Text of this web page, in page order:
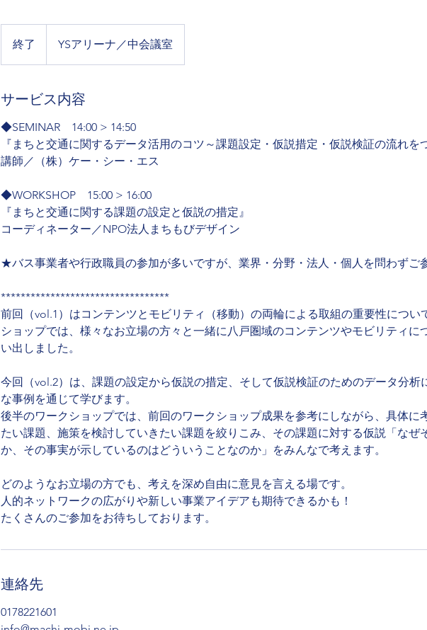
終了
了
YSアリーナ／中会議室
サービス内容
◆SEMINAR 14:00 > 14:50
『まちと交通に関するデータ活用のコツ～課題設定・仮説措定・仮説検証の流れを
講師／（株）ケー・シー・エス
◆WORKSHOP 15:00 > 16:00
『まちと交通に関する課題の設定と仮説の措定』
コーディネーター／NPO法人まちもびデザイン
★バス事業者や行政職員の参加が多いですが、業界・分野・法人・個人を問わずご
**********************************
前回（vol.1）はコンテンツとモビリティ（移動）の両輪による取組の重要性につい
ショップでは、様々なお立場の方々と一緒に八戸圏域のコンテンツやモビリティに
い出しました。
今回（vol.2）は、課題の設定から仮説の措定、そして仮説検証のためのデータ分析
な事例を通じて学びます。
後半のワークショップでは、前回のワークショップ成果を参考にしながら、具体に
たい課題、施策を検討していきたい課題を絞りこみ、その課題に対する仮説「なぜ
か、その事実が示しているのはどういうことなのか」をみんなで考えます。
どのようなお立場の方でも、考えを深め自由に意見を言える場です。
人的ネットワークの広がりや新しい事業アイデアも期待できるかも！
たくさんのご参加をお待ちしております。
連絡先
0178221601